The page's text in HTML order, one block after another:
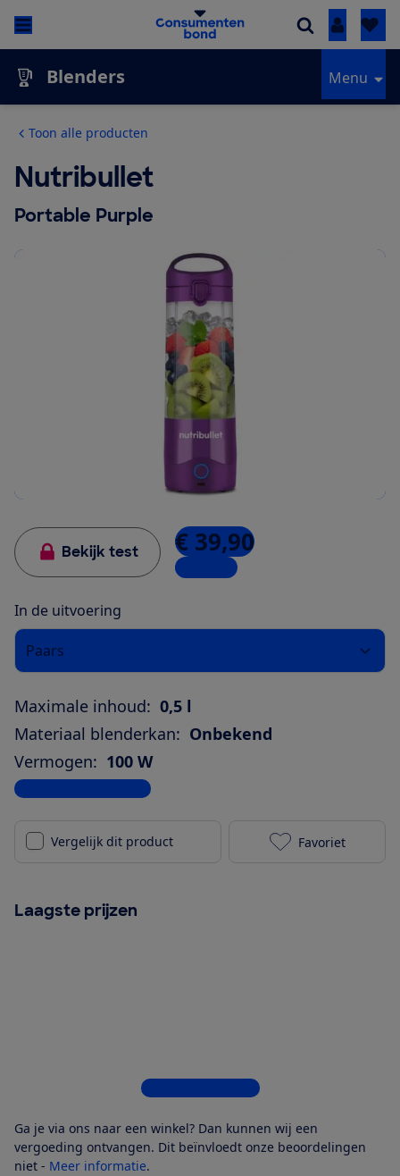
Inloggen
Blenders Menu
Toon alle producten
Nutribullet
Portable Purple
Bekijk test € 39,90
4 winkels
In de uitvoering
Paars
Maximale inhoud: 0,5 l
Materiaal blenderkan: Onbekend
Vermogen: 100 W
Bekijk alle specificaties
Vergelijk dit product Nutribullet
Favoriet
Laagste prijzen
Bekijk alle 4 winkels
Ga je via ons naar een winkel? Dan kunnen wij een
vergoeding ontvangen. Dit beïnvloedt onze beoordelingen
niet - Meer informatie.